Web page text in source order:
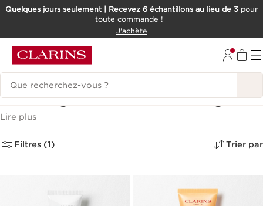
ALLER AU CONTENU
Quelques jours seulement | Recevez 6 échantillons au lieu de 3 pour
toute commande !
J'achète
Historique des recherches
Gommages & Exfoliants visage (2)
Lire plus
Filtres (1) Trier par